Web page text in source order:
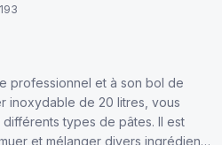
professionnel et à son bol de
inoxydable de 20 litres, vous
types de pâtes. Il est
et mélanger divers ingrédients